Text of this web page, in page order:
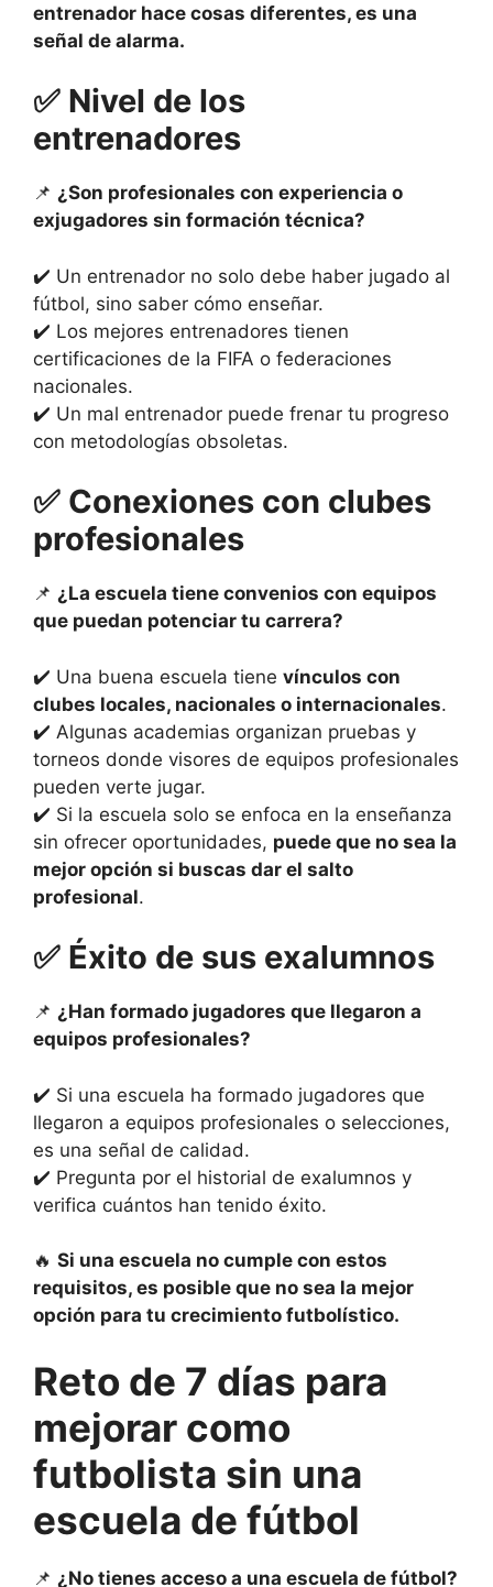
entrenador hace cosas diferentes, es una
señal de alarma.
✅ Nivel de los
entrenadores
📌 ¿Son profesionales con experiencia o
exjugadores sin formación técnica?
✔️ Un entrenador no solo debe haber jugado al
fútbol, ​​sino saber cómo enseñar.
✔️ Los mejores entrenadores tienen
certificaciones de la FIFA o federaciones
nacionales.
✔️ Un mal entrenador puede frenar tu progreso
con metodologías obsoletas.
✅ Conexiones con clubes
profesionales
📌 ¿La escuela tiene convenios con equipos
que puedan potenciar tu carrera?
✔️ Una buena escuela tiene vínculos con
clubes locales, nacionales o internacionales.
✔️ Algunas academias organizan pruebas y
torneos donde visores de equipos profesionales
pueden verte jugar.
✔️ Si la escuela solo se enfoca en la enseñanza
sin ofrecer oportunidades, puede que no sea la
mejor opción si buscas dar el salto
profesional.
✅ Éxito de sus exalumnos
📌 ¿Han formado jugadores que llegaron a
equipos profesionales?
✔️ Si una escuela ha formado jugadores que
llegaron a equipos profesionales o selecciones,
es una señal de calidad.
✔️ Pregunta por el historial de exalumnos y
verifica cuántos han tenido éxito.
🔥 Si una escuela no cumple con estos
requisitos, es posible que no sea la mejor
opción para tu crecimiento futbolístico.
Reto de 7 días para
mejorar como
futbolista sin una
escuela de fútbol
📌 ¿No tienes acceso a una escuela de fútbol?